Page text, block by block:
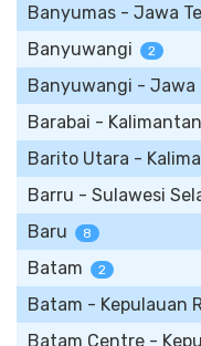
Banyumas - Jawa
Banyuwangi 2
Banyuwangi - Jawa
Barabai -
Barito Utara -
Barru - Sulawesi
Baru 8
Batam 2
Batam - Kepulauan
Batam Centre -